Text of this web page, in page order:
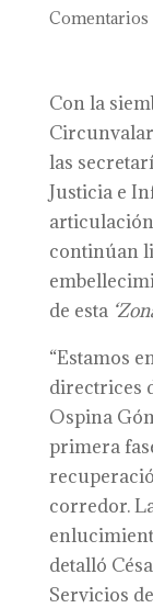
Comentarios
Con la
las
Justicia e
continúan
de esta
“Estamos
directrices
Ospina
primera
corredor.
detalló
Servicios